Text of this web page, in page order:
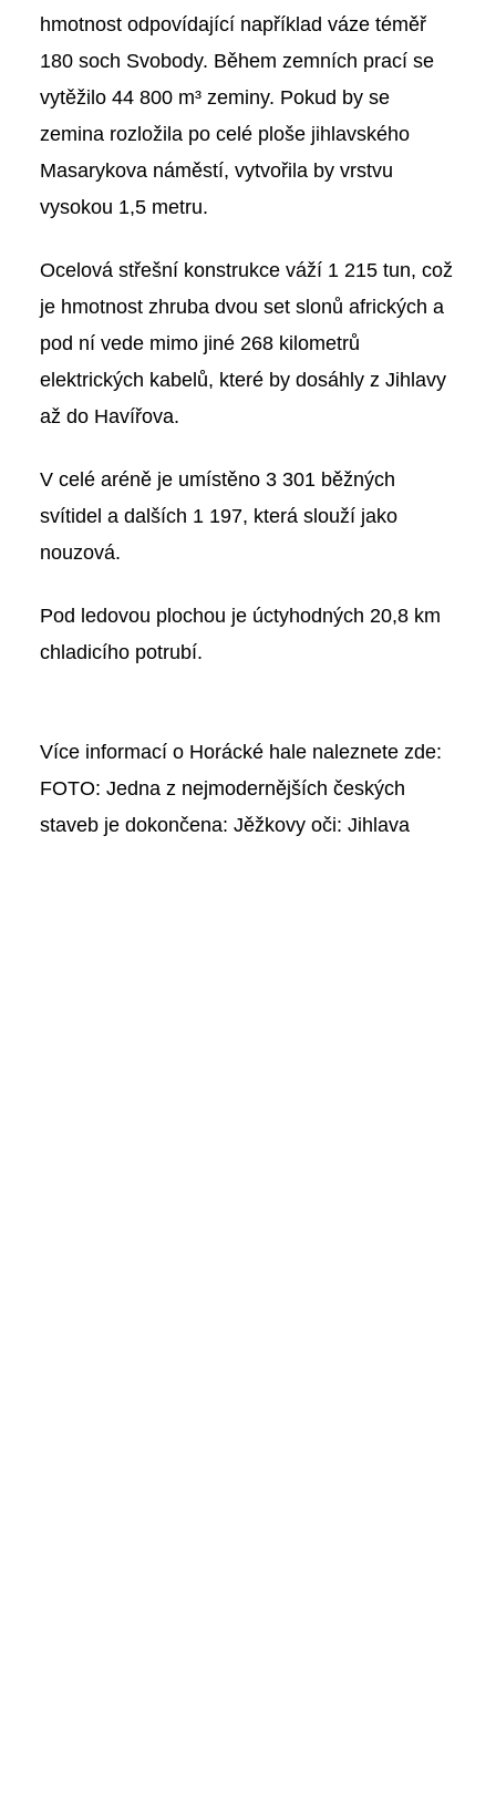
hmotnost odpovídající například váze téměř
180 soch Svobody. Během zemních prací se
vytěžilo 44 800 m³ zeminy. Pokud by se
zemina rozložila po celé ploše jihlavského
Masarykova náměstí, vytvořila by vrstvu
vysokou 1,5 metru.
Ocelová střešní konstrukce váží 1 215 tun, což
je hmotnost zhruba dvou set slonů afrických a
pod ní vede mimo jiné 268 kilometrů
elektrických kabelů, které by dosáhly z Jihlavy
až do Havířova.
V celé aréně je umístěno 3 301 běžných
svítidel a dalších 1 197, která slouží jako
nouzová.
Pod ledovou plochou je úctyhodných 20,8 km
chladicího potrubí.
Více informací o Horácké hale naleznete zde:
FOTO: Jedna z nejmodernějších českých
staveb je dokončena: Jěžkovy oči: Jihlava